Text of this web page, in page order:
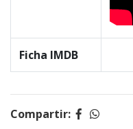
Ficha IMDB
Compartir: